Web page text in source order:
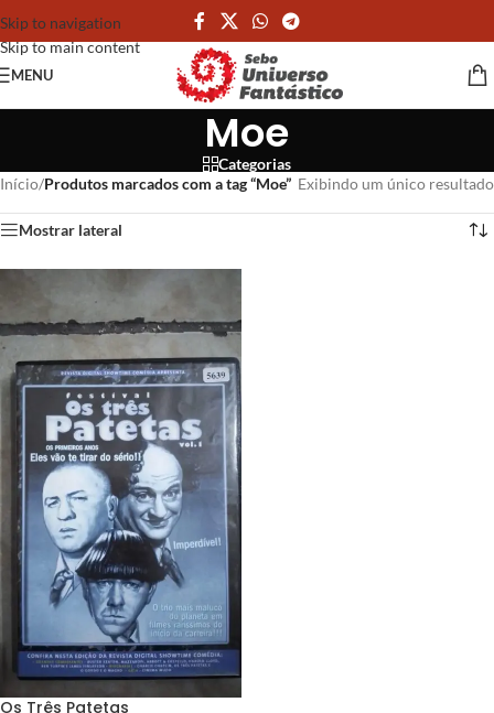
Skip to navigation
Skip to main content
MENU
Moe
Categorias
Início/Produtos marcados com a tag “Moe” Exibindo um único resultado
Mostrar lateral
Os Três Patetas